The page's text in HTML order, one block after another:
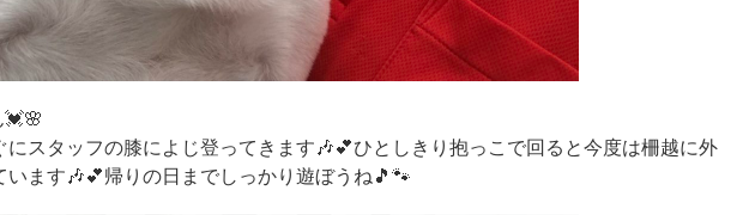
にスタッフの膝によじ登ってきます🎶💕ひとしきり抱っこで回ると今度は柵越に外
います🎶💕帰りの日までしっかり遊ぼうね🎵🐾